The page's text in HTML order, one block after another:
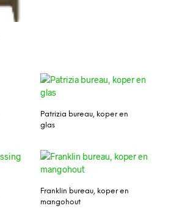
Patrizia bureau, koper en
glas
Franklin bureau, koper en
mangohout